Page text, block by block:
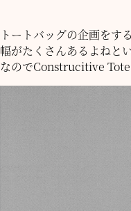
トートバッグの企画をす
幅がたくさんあるよねと
なのでConstrucitive Tote